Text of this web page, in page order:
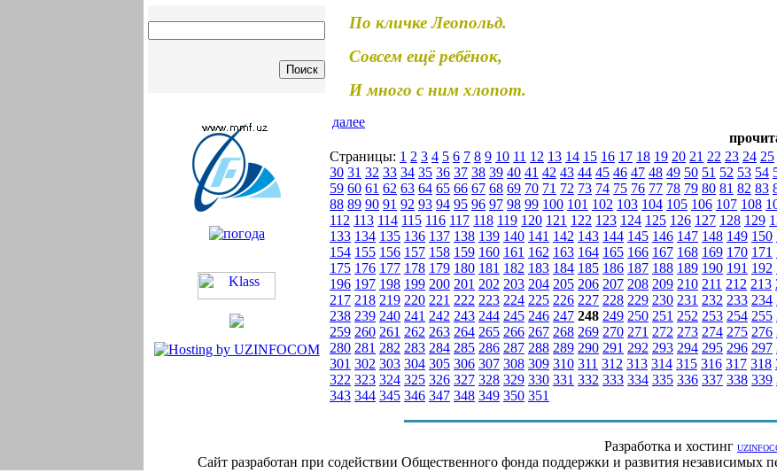
По кличке Леопольд.
Совсем ещё ребёнок,
И много с ним хлопот.
далее
Страницы: 1 2 3 4 5 6 7 8 9 10 11 12 13 14 15 16 17 18 19 20 21 22 23 24 25
30 31 32 33 34 35 36 37 38 39 40 41 42 43 44 45 46 47 48 49 50 51 52 53 54
59 60 61 62 63 64 65 66 67 68 69 70 71 72 73 74 75 76 77 78 79 80 81 82 83
88 89 90 91 92 93 94 95 96 97 98 99 100 101 102 103 104 105 106 107 108
112 113 114 115 116 117 118 119 120 121 122 123 124 125 126 127 128 129
133 134 135 136 137 138 139 140 141 142 143 144 145 146 147 148 149 150
154 155 156 157 158 159 160 161 162 163 164 165 166 167 168 169 170 171
175 176 177 178 179 180 181 182 183 184 185 186 187 188 189 190 191 192
196 197 198 199 200 201 202 203 204 205 206 207 208 209 210 211 212 213
217 218 219 220 221 222 223 224 225 226 227 228 229 230 231 232 233 234
238 239 240 241 242 243 244 245 246 247 248 249 250 251 252 253 254 255
259 260 261 262 263 264 265 266 267 268 269 270 271 272 273 274 275 276
280 281 282 283 284 285 286 287 288 289 290 291 292 293 294 295 296 297
301 302 303 304 305 306 307 308 309 310 311 312 313 314 315 316 317 318
322 323 324 325 326 327 328 329 330 331 332 333 334 335 336 337 338 339
343 344 345 346 347 348 349 350 351
Разработка и хостинг
Сайт разработан при содействии Общественного фонда поддержки и развития